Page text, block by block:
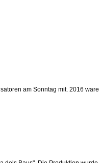
am Sonntag mit. 2016